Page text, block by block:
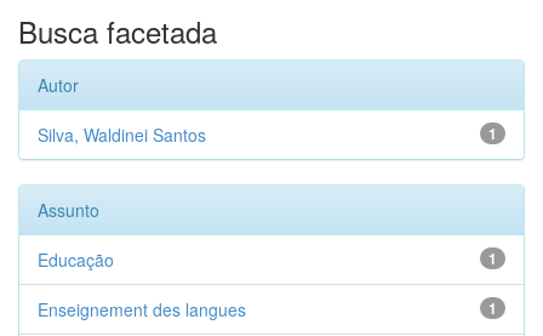
Busca facetada
Autor
1
Silva, Waldinei Santos
Assunto
1
Educação
1
Enseignement des langues